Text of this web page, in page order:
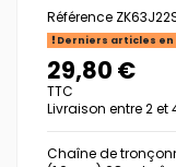
Référence
Derniers articles en
29,80 €
TTC
Livraison entre 2 et
Chaîne de